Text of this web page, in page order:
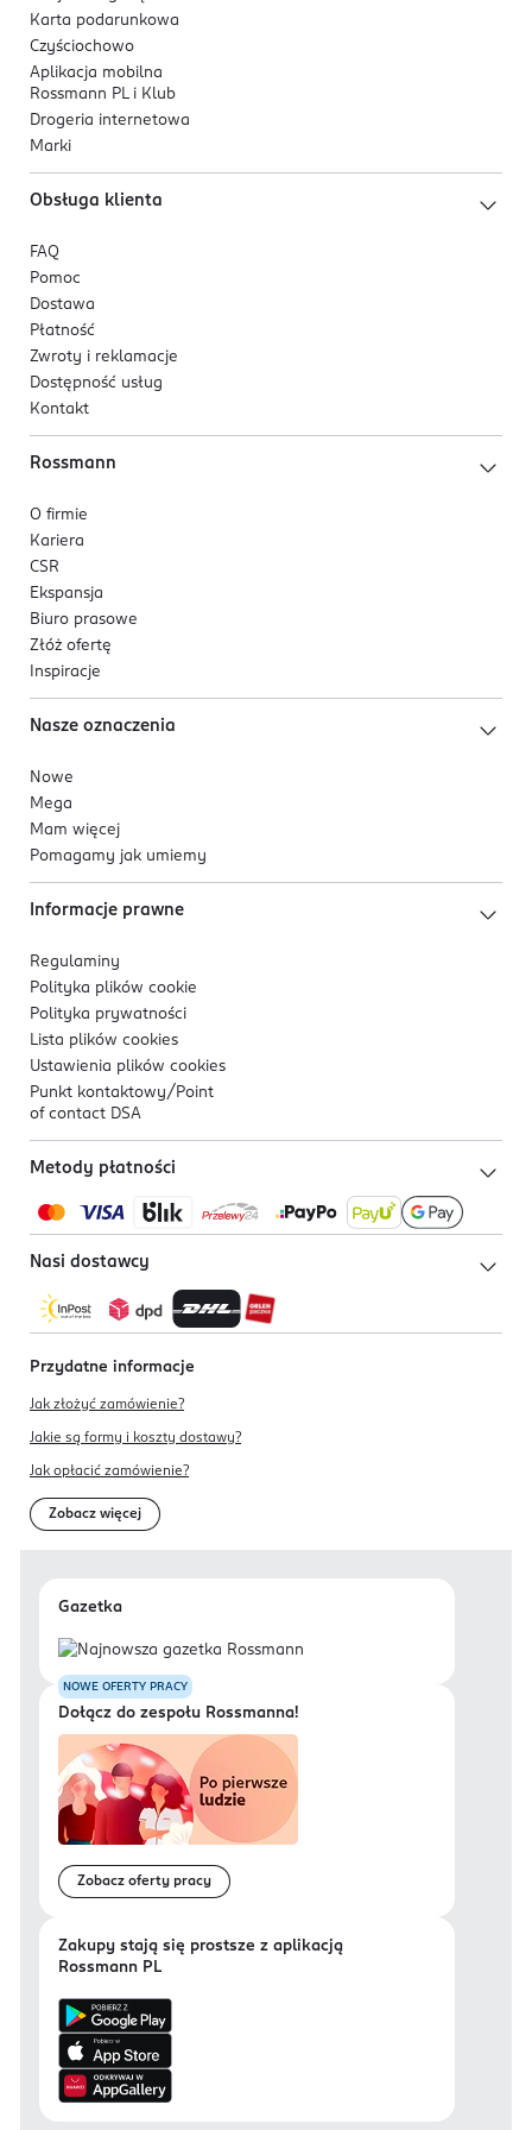
5 909990 425235
Karta podarunkowa
Czyściochowo
Aplikacja mobilna
Rossmann PL i Klub
Drogeria internetowa
Marki
Obsługa klienta
FAQ
Pomoc
Dostawa
Płatność
Zwroty i reklamacje
Dostępność usług
Kontakt
Rossmann
O firmie
Kariera
CSR
Ekspansja
Biuro prasowe
Złóż ofertę
Inspiracje
Nasze oznaczenia
Nowe
Mega
Mam więcej
Pomagamy jak umiemy
Informacje prawne
Regulaminy
Polityka plików cookie
Polityka prywatności
Lista plików cookies
Ustawienia plików cookies
Punkt kontaktowy/ Point
of contact DSA
Metody płatności
Nasi dostawcy
Przydatne informacje
Jak złożyć zamówienie?
Jakie są formy i koszty dostawy?
Jak opłacić zamówienie?
Zobacz więcej
Gazetka
NOWE OFERTY PRACY
Dołącz do zespołu Rossmanna!
Zobacz oferty pracy
Zakupy stają się prostsze z aplikacją
Rossmann PL